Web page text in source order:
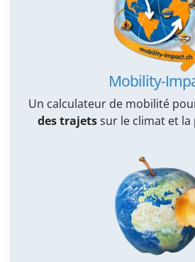
Mobility-
Un calculateur de mobilité
des trajetssur le climat et